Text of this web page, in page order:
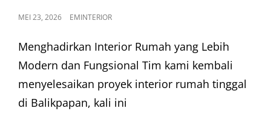
POSTED
MEI 23, 2026 EMINTERIOR
Menghadirkan Interior Rumah yang Lebih
Modern dan Fungsional Tim kami kembali
menyelesaikan proyek interior rumah tinggal
di Balikpapan, kali ini